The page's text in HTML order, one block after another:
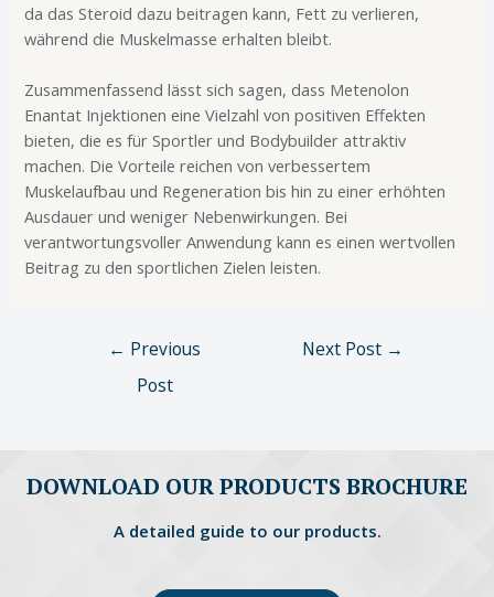
da das Steroid dazu beitragen kann, Fett zu verlieren,
während die Muskelmasse erhalten bleibt.
Zusammenfassend lässt sich sagen, dass Metenolon
Enantat Injektionen eine Vielzahl von positiven Effekten
bieten, die es für Sportler und Bodybuilder attraktiv
machen. Die Vorteile reichen von verbessertem
Muskelaufbau und Regeneration bis hin zu einer erhöhten
Ausdauer und weniger Nebenwirkungen. Bei
verantwortungsvoller Anwendung kann es einen wertvollen
Beitrag zu den sportlichen Zielen leisten.
← Previous
Post
Next Post →
DOWNLOAD OUR PRODUCTS BROCHURE
A detailed guide to our products.